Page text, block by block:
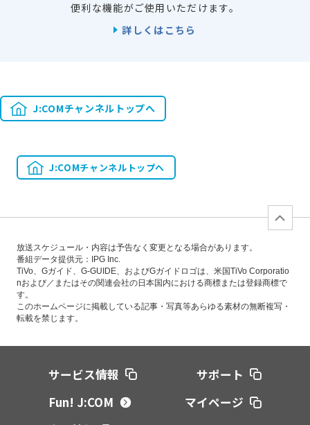
便利な機能がご使用いただけます。
詳しくはこちら
J:COMチャンネルトップへ
J:COMチャンネルトップへ
放送スケジュール・内容は予告なく変更となる場合があります。
番組データ提供元：IPG Inc.
TiVo、Gガイド、G-GUIDE、およびGガイドロゴは、米国TiVo Corporatio
nおよび／またはその関連会社の日本国内における商標または登録商標で
す。
このホームページに掲載している記事・写真等あらゆる素材の無断複写・
転載を禁じます。
サービス情報
サポート
Fun! J:COM
マイページ